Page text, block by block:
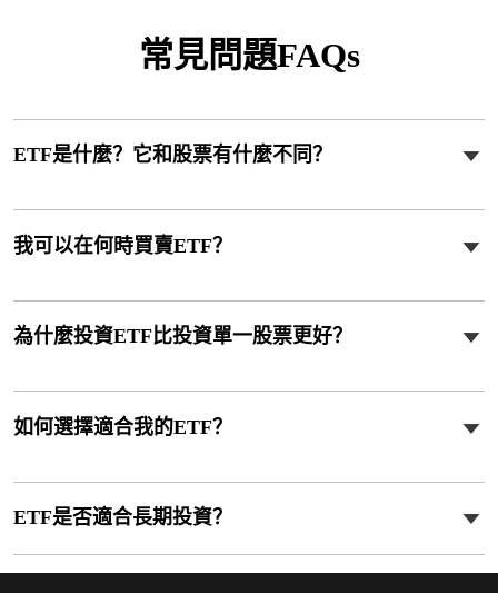
常見問題FAQs
ETF是什麼？它和股票有什麼不同？
我可以在何時買賣ETF？
為什麼投資ETF比投資單一股票更好？
如何選擇適合我的ETF？
ETF是否適合長期投資？